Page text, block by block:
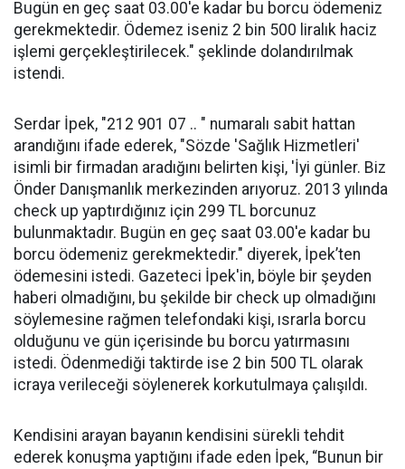
Bugün en geç saat 03.00'e kadar bu borcu ödemeniz
gerekmektedir. Ödemez iseniz 2 bin 500 liralık haciz
işlemi gerçekleştirilecek." şeklinde dolandırılmak
istendi.
Serdar İpek, "212 901 07 .. " numaralı sabit hattan
arandığını ifade ederek, "Sözde 'Sağlık Hizmetleri'
isimli bir firmadan aradığını belirten kişi, 'İyi günler. Biz
Önder Danışmanlık merkezinden arıyoruz. 2013 yılında
check up yaptırdığınız için 299 TL borcunuz
bulunmaktadır. Bugün en geç saat 03.00'e kadar bu
borcu ödemeniz gerekmektedir." diyerek, İpek’ten
ödemesini istedi. Gazeteci İpek'in, böyle bir şeyden
haberi olmadığını, bu şekilde bir check up olmadığını
söylemesine rağmen telefondaki kişi, ısrarla borcu
olduğunu ve gün içerisinde bu borcu yatırmasını
istedi. Ödenmediği taktirde ise 2 bin 500 TL olarak
icraya verileceği söylenerek korkutulmaya çalışıldı.
Kendisini arayan bayanın kendisini sürekli tehdit
ederek konuşma yaptığını ifade eden İpek, “Bunun bir